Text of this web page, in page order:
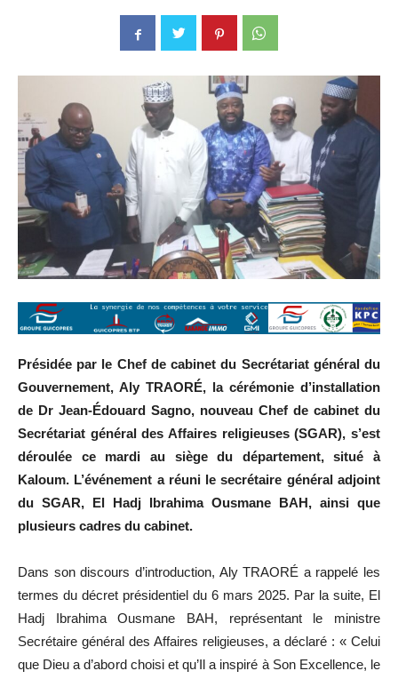
Présidée par le Chef de cabinet du Secrétariat général du
Gouvernement, Aly TRAORÉ, la cérémonie d’installation
de Dr Jean-Édouard Sagno, nouveau Chef de cabinet du
Secrétariat général des Affaires religieuses (SGAR), s’est
déroulée ce mardi au siège du département, situé à
Kaloum. L’événement a réuni le secrétaire général adjoint
du SGAR, El Hadj Ibrahima Ousmane BAH, ainsi que
plusieurs cadres du cabinet.
Dans son discours d’introduction, Aly TRAORÉ a rappelé les
termes du décret présidentiel du 6 mars 2025. Par la suite, El
Hadj Ibrahima Ousmane BAH, représentant le ministre
Secrétaire général des Affaires religieuses, a déclaré : « Celui
que Dieu a d’abord choisi et qu’Il a inspiré à Son Excellence, le